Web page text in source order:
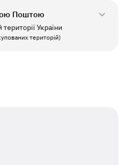
Поштою
України
територій)